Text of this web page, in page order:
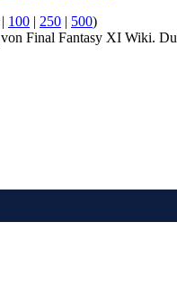
| 100 | 250 | 500)
Final Fantasy XI Wiki.